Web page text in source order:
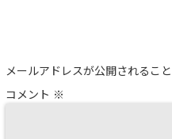
メールアドレスが公開されること
コメント ※